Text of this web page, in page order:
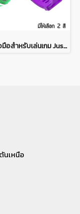
สายรัดข้อมือสำหรับเล่นเกม Just dance บน Nintendo Switch IINE Watch-Shaped Wireless Controller for Switch Just Dance Game
นเหนือ